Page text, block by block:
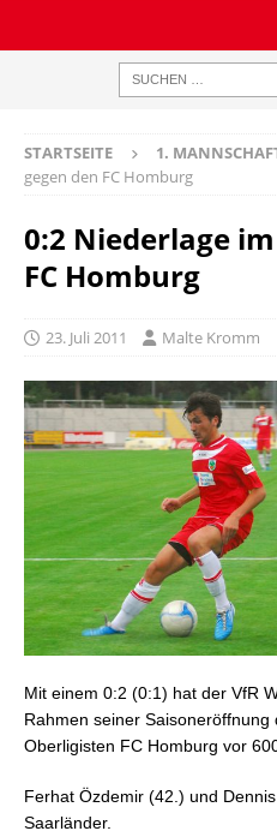
STARTSEITE 1.
gegen den FC Homburg
0:2 Niederlage
FC Homburg
23. Juli 2011 Malte Kromm
Mit einem 0:2 (0:1) hat der VfR
Rahmen seiner Saisoneröffnung
Oberligisten FC Homburg vor
Ferhat Özdemir (42.) und
Saarländer.